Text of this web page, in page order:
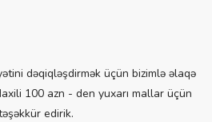
dəqiqləşdirmək üçün bizimlə əlaqə
100 azn - den yuxarı mallar üçün
edirik.